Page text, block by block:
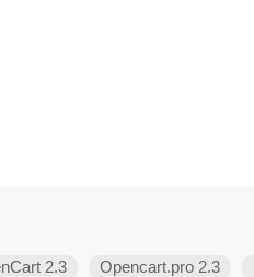
2.3 Opencart.pro 2.3